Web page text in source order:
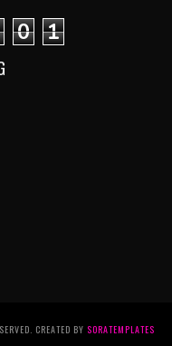
0 1
CREATED BY SORATEMPLATES